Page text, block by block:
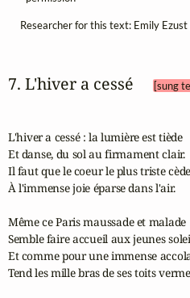
Researcher for this text: Emily Ezust
7. L'hiver a cessé [sung
L'hiver a cessé : la lumière est tiède
Et danse, du sol au firmament clair.
Il faut que le coeur le plus triste cède
À l'immense joie éparse dans l'air.
Même ce Paris maussade et malade
Semble faire accueil aux jeunes
Et comme pour une immense
Tend les mille bras de ses toits